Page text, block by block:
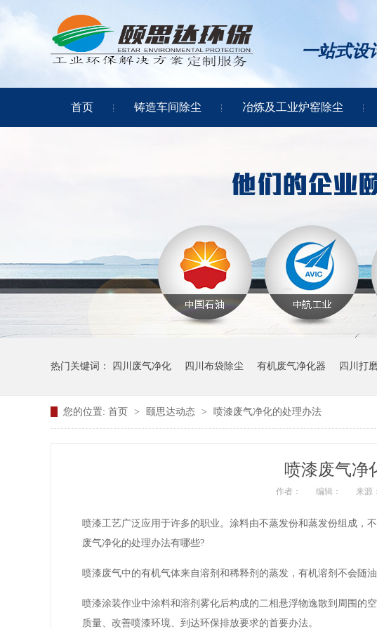
一站式
首页 铸造车间除尘 冶炼及工业炉窑除尘
热门关键词： 四川废气净化 四川布袋除尘 有机废气净化器 四川打
您的位置: 首页 > 颐思达动态 > 喷漆废气净化的处理办法
喷漆废气净
作者： 编辑： 来源
喷漆工艺广泛应用于许多的职业。涂料由不蒸发份和蒸发份组成，
废气净化的处理办法有哪些?
喷漆废气中的有机气体来自溶剂和稀释剂的蒸发，有机溶剂不会随
喷漆涂装作业中涂料和溶剂雾化后构成的二相悬浮物逸散到周围的
质量、改善喷漆环境、到达环保排放要求的首要办法。